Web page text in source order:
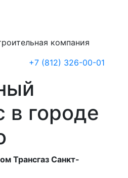
компания
+7 (812) 326-00-01
в городе
Трансгаз Санкт-